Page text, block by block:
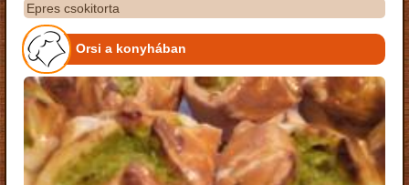
Epres csokitorta
Orsi a konyhában